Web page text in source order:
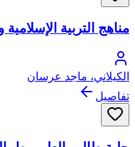
مناهج التربية
الكيلاني، ماجد عرسان
تفاصيل